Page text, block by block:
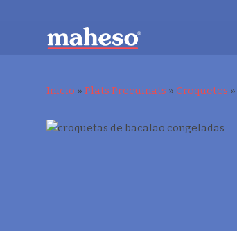
Inicio » Plats Precuinats » Croquetes »